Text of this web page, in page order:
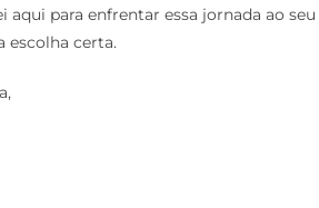
aqui para enfrentar essa jornada ao
escolha certa.